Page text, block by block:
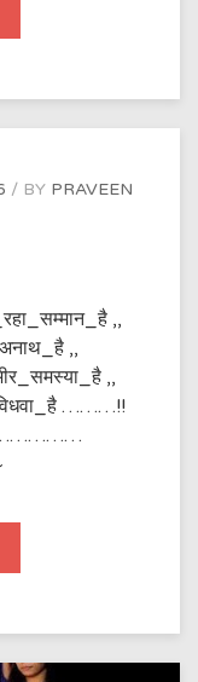
BY PRAVEEN
,,
,,
,,
………!!